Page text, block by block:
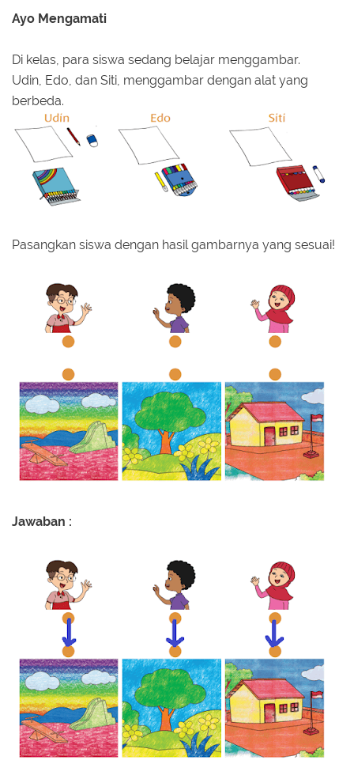
Ayo Mengamati
Di kelas, para siswa sedang belajar menggambar.
Udin, Edo, dan Siti, menggambar dengan alat yang
berbeda.
Pasangkan siswa dengan hasil gambarnya yang sesuai!
Jawaban :